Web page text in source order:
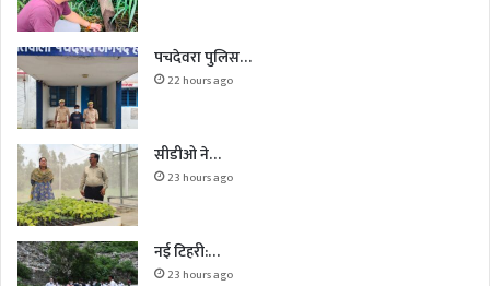
पचदेवरा पुलिस…
22 hours ago
सीडीओ ने…
23 hours ago
नई टिहरी:…
23 hours ago